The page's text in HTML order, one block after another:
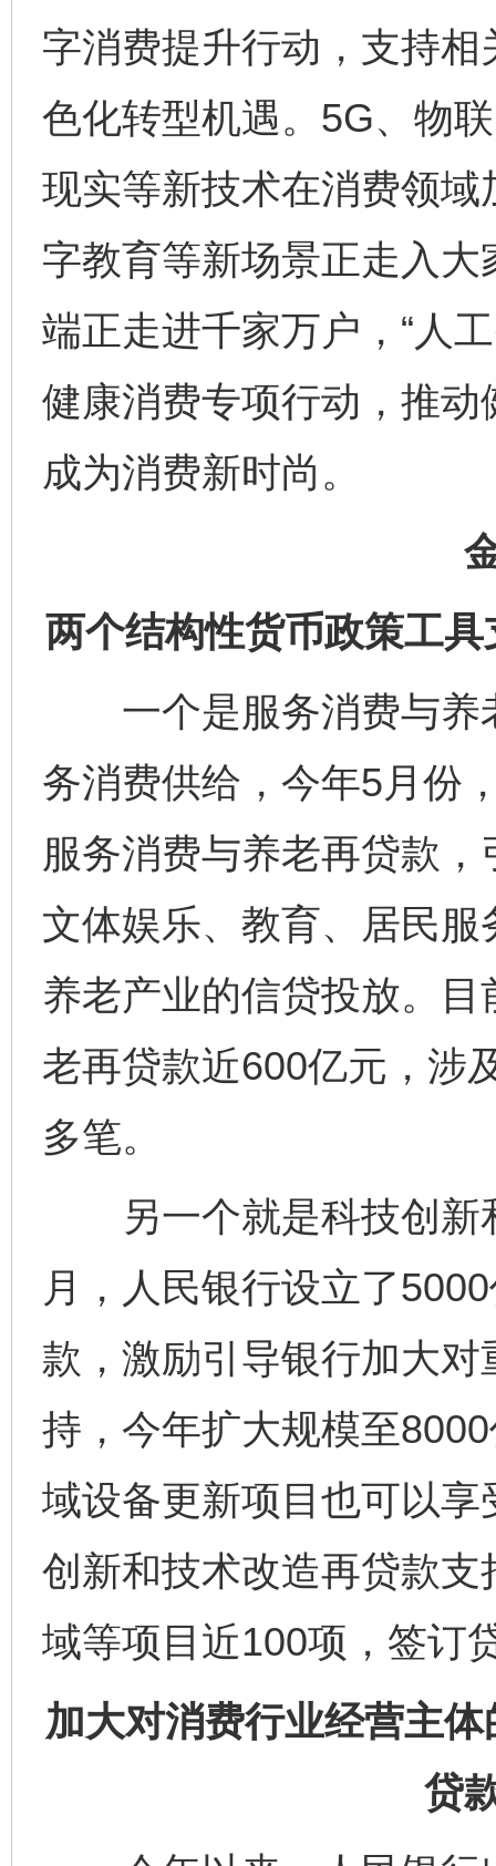
字消费提升行动，支持
色化转型机遇。5G、物
现实等新技术在消费领域
字教育等新场景正走入
端正走进千家万户，“人
健康消费专项行动，推
成为消费新时尚。
两个结构性货币政策工
一个是服务消费与养
务消费供给，今年5月份
服务消费与养老再贷款
文体娱乐、教育、居民
养老产业的信贷投放。
老再贷款近600亿元，涉
多笔。
另一个就是科技创新
月，人民银行设立了
款，激励引导银行加大
持，今年扩大规模至
域设备更新项目也可以
创新和技术改造再贷款
域等项目近100项，签订
加大对消费行业经营主
贷